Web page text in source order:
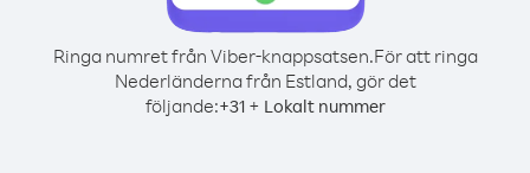
Ringa numret från Viber-knappsatsen.För att ringa
Nederländerna från Estland, gör det
följande:+31+ Lokalt nummer